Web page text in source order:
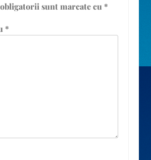
sunt marcate cu *
*